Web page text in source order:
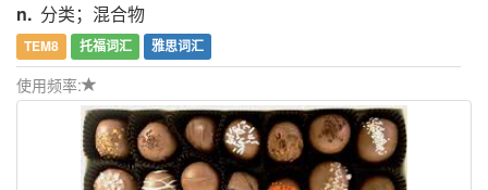
n. 分类；混合物
TEM8 托福词汇 雅思词汇
使用频率: